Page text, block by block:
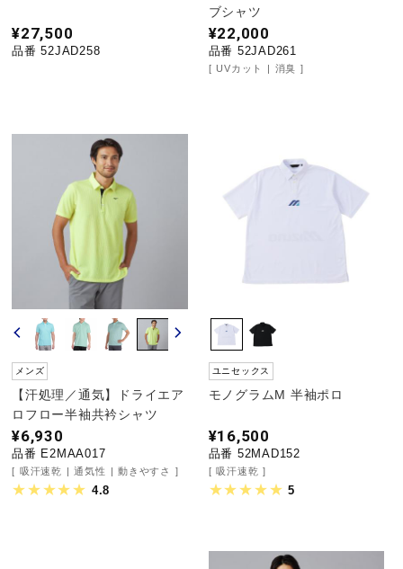
セール
サポート
直営店一覧
取扱店一覧
¥27,500
品番 52JAD258
ブシャツ
¥22,000
品番 52JAD261
UVカット 消臭
メンズ
【汗処理／通気】ドライエア
ロフロー半袖共衿シャツ
¥6,930
品番 E2MAA017
吸汗速乾 通気性 動きやすさ
4.8
ユニセックス
モノグラムM 半袖ポロ
¥16,500
品番 52MAD152
吸汗速乾
5